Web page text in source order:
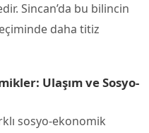
Sincan’da bu bilincin
daha titiz
Ulaşım ve Sosyo-
sosyo-ekonomik